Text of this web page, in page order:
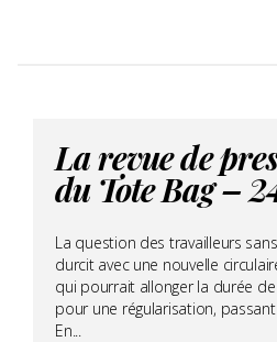
La revue de
du Tote Bag –
La question des travailleurs
durcit avec une nouvelle
qui pourrait allonger la durée
pour une régularisation,
En...